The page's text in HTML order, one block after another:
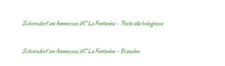
Schorndorf am Ammersee â€“ La Fontanina – Pasta alla bolognese
Schorndorf am Ammersee â€“ La Fontanina – Branzino